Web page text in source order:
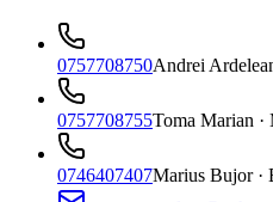
0757708750Andrei
0757708755Toma Marian ·
0746407407Marius Bujor ·